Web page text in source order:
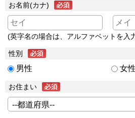
お名前(カナ)
(英字名の場合は、アルファベットを入
性別
男性 女性
お住まい